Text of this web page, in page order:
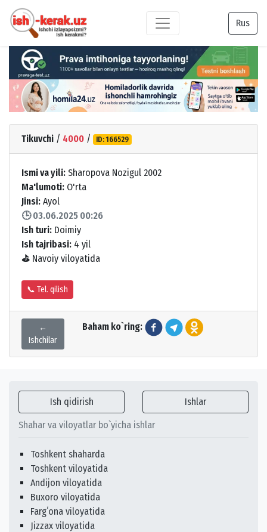
Rus
Tikuvchi / 4000 / ID: 166529
Ismi va yili: Sharopova Nozigul 2002
Ma'lumoti: O'rta
Jinsi: Ayol
🕒 03.06.2025 00:26
Ish turi: Doimiy
Ish tajribasi: 4 yil
⛳ Navoiy viloyatida
📞 Tel. qilish
←
Ishchilar
Baham ko`ring:
Ish qidirish Ishlar
Shahar va viloyatlar bo`yicha ishlar
Toshkent shaharda
Toshkent viloyatida
Andijon viloyatida
Buxoro viloyatida
Fargʻona viloyatida
Jizzax viloyatida